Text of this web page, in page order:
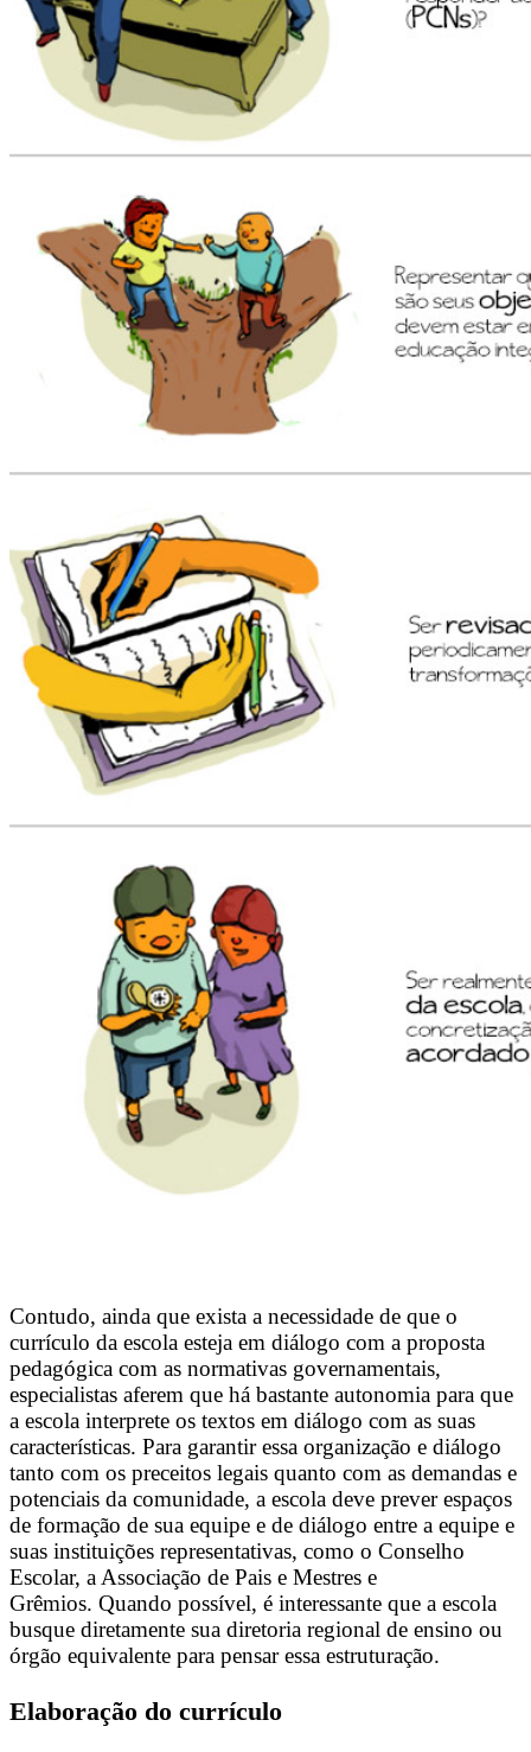
Contudo, ainda que exista a necessidade de que o
currículo da escola esteja em diálogo com a proposta
pedagógica com as normativas governamentais,
especialistas aferem que há bastante autonomia para que
a escola interprete os textos em diálogo com as suas
características. Para garantir essa organização e diálogo
tanto com os preceitos legais quanto com as demandas e
potenciais da comunidade, a escola deve prever espaços
de formação de sua equipe e de diálogo entre a equipe e
suas instituições representativas, como o Conselho
Escolar, a Associação de Pais e Mestres e
Grêmios. Quando possível, é interessante que a escola
busque diretamente sua diretoria regional de ensino ou
órgão equivalente para pensar essa estruturação.
Elaboração do currículo